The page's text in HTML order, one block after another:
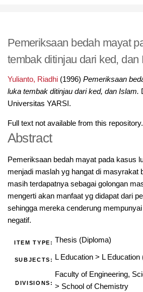
Pemeriksaan bedah mayat
tembak ditinjau dari ked, dan
Yulianto, Riadhi(1996) Pemeriksaan
luka tembak ditinjau dari ked, dan Islam.
Universitas YARSI.
Full text not available from this repository.
Abstract
Pemeriksaan bedah mayat pada kasus
menjadi maslah yg hangat di masyrakat
masih terdapatnya sebagai golongan
mengerti akan manfaat yg didapat dari
sehingga mereka cenderung
negatif.
ITEM TYPE: Thesis (Diploma)
SUBJECTS: L Education> L Education
DIVISIONS:
Faculty of Engineering,
> School of Chemistry